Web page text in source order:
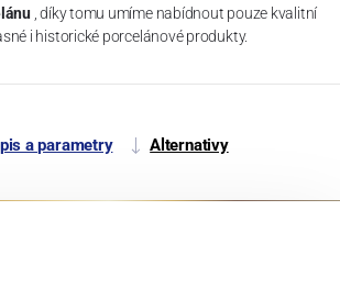
, díky tomu umíme nabídnout pouze kvalitní
i historické porcelánové produkty.
a parametry Alternativy